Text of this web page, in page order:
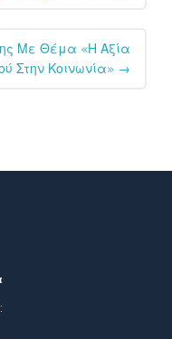
Με Θέμα «Η Αξία
Στην Κοινωνία» →
: